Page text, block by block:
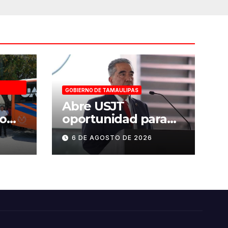
GOBIERNO DE TAMAULIPAS
Abre USJT
oportunidad para
presentar examen
de admisión, este
sábado
6 DE AGOSTO DE 2026